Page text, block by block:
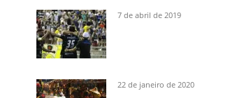
7 de abril de 2019
22 de janeiro de 2020